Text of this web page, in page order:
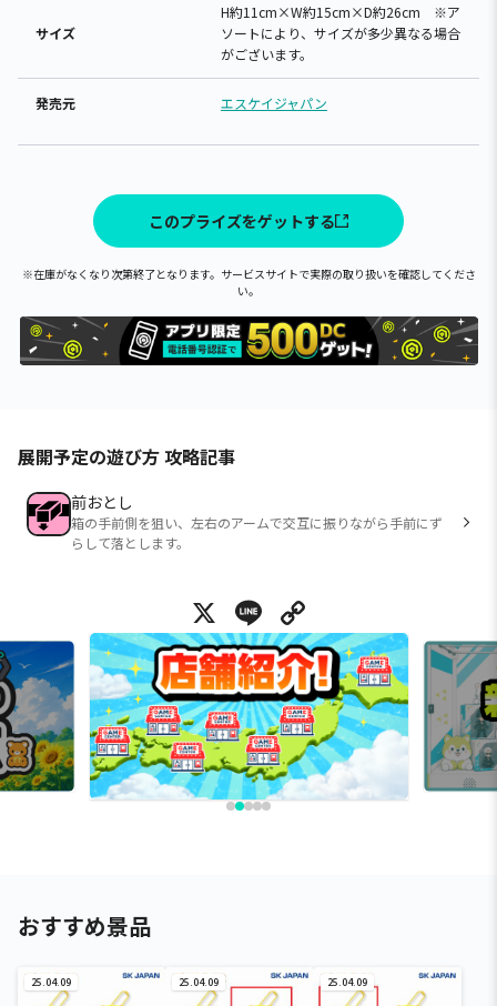
サイズ
H約11cm×W約15cm×D約26cm ※ア
ソートにより、サイズが多少異なる場合
がございます。
発売元 エスケイジャパン
このプライズをゲットする
※在庫がなくなり次第終了となります。サービスサイトで実際の取り扱いを確認してくださ
い。
展開予定の遊び方 攻略記事
前おとし
箱の手前側を狙い、左右のアームで交互に振りながら手前にず
らして落とします。
X Line
おすすめ景品
25.04.09 25.04.09 25.04.09